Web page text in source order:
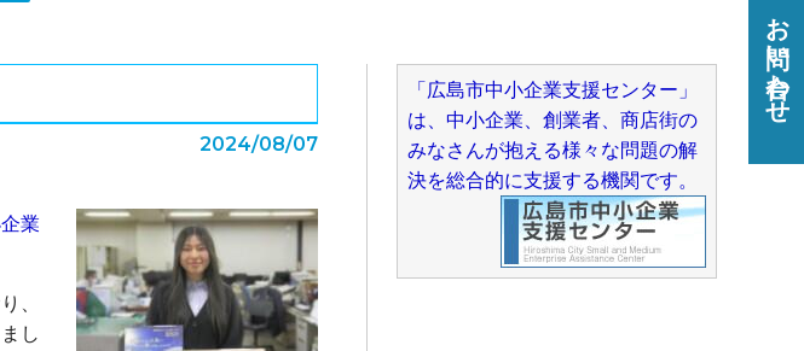
お問い合わせ
2024/08/07
業
、
し
「広島市中小企業支援センター」
は、中小企業、創業者、商店街の
みなさんが抱える様々な問題の解
決を総合的に支援する機関です。